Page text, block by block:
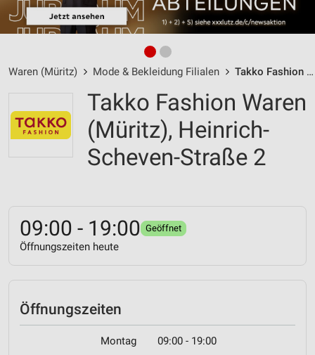
Waren (Müritz) Mode & Bekleidung Filialen Takko Fashion Waren (Müritz) / Heinrich-Scheven-Straße 2 - Öffnungszeiten & Adresse
Takko Fashion Waren
(Müritz), Heinrich-
Scheven-Straße 2
09:00 - 19:00 Geöffnet
Öffnungszeiten heute
Öffnungszeiten
Montag 09:00 - 19:00